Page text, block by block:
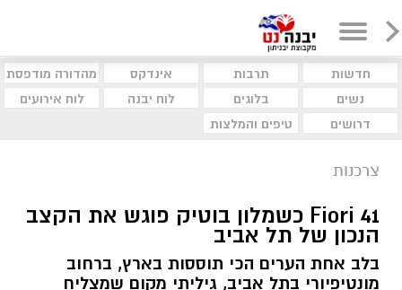
חדשות תרבות אינדקס
מהדורה מודפסת
נשים
בלוגים לוח יבנה
לוח אירועים
דרושים
טיפים והמלצות
צרכנות
Fiori 41 כשמלון בוטיק פוגש את הקצב
הנכון של תל אביב
בלב אחת הערים הכי תוססות בארץ, ברחוב
מונטיפיורי בתל אביב, גיליתי מקום שמצליח